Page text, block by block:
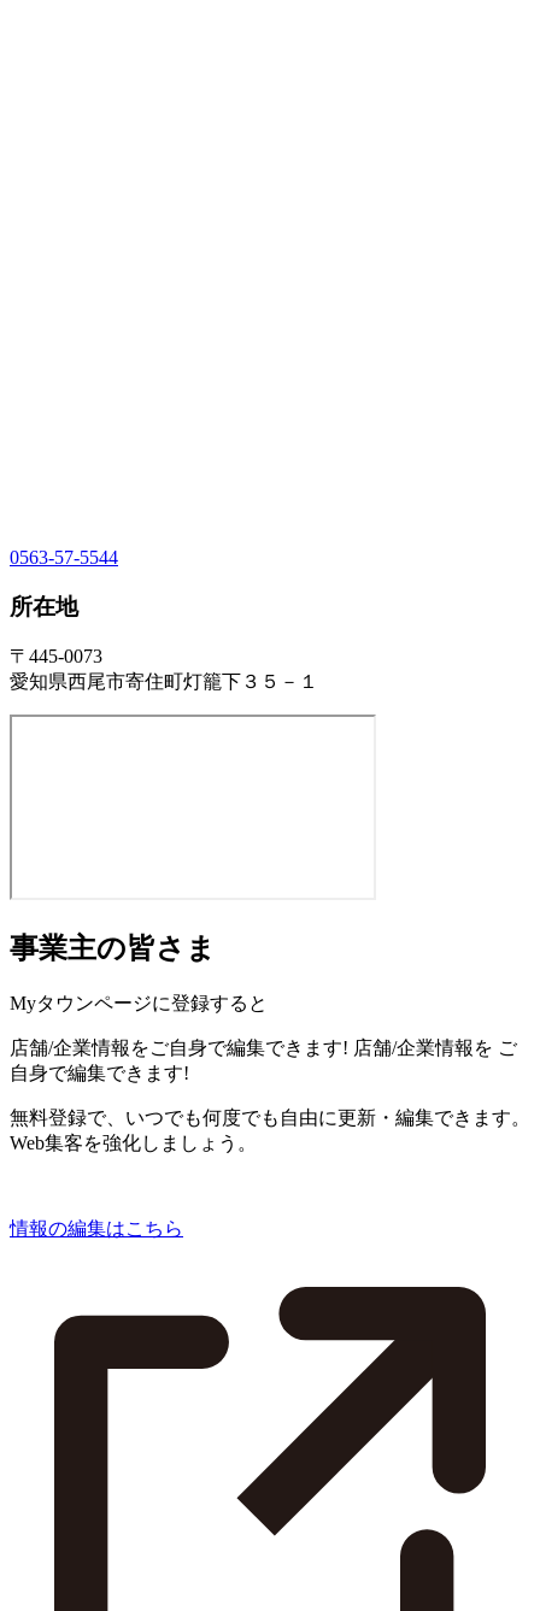
0563-57-5544
所在地
〒445-0073
愛知県西尾市寄住町灯籠下３５－１
事業主の皆さま
Myタウンページに登録すると
店舗/企業情報をご自身で編集できます! 店舗/企業情報を ご
自身で編集できます!
無料登録で、いつでも何度でも自由に更新・編集できます。
Web集客を強化しましょう。
情報の編集はこちら